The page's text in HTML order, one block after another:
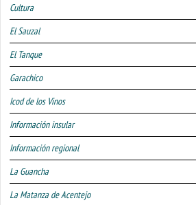
Cultura
El Sauzal
El Tanque
Garachico
Icod de los Vinos
Información insular
Información regional
La Guancha
La Matanza de Acentejo